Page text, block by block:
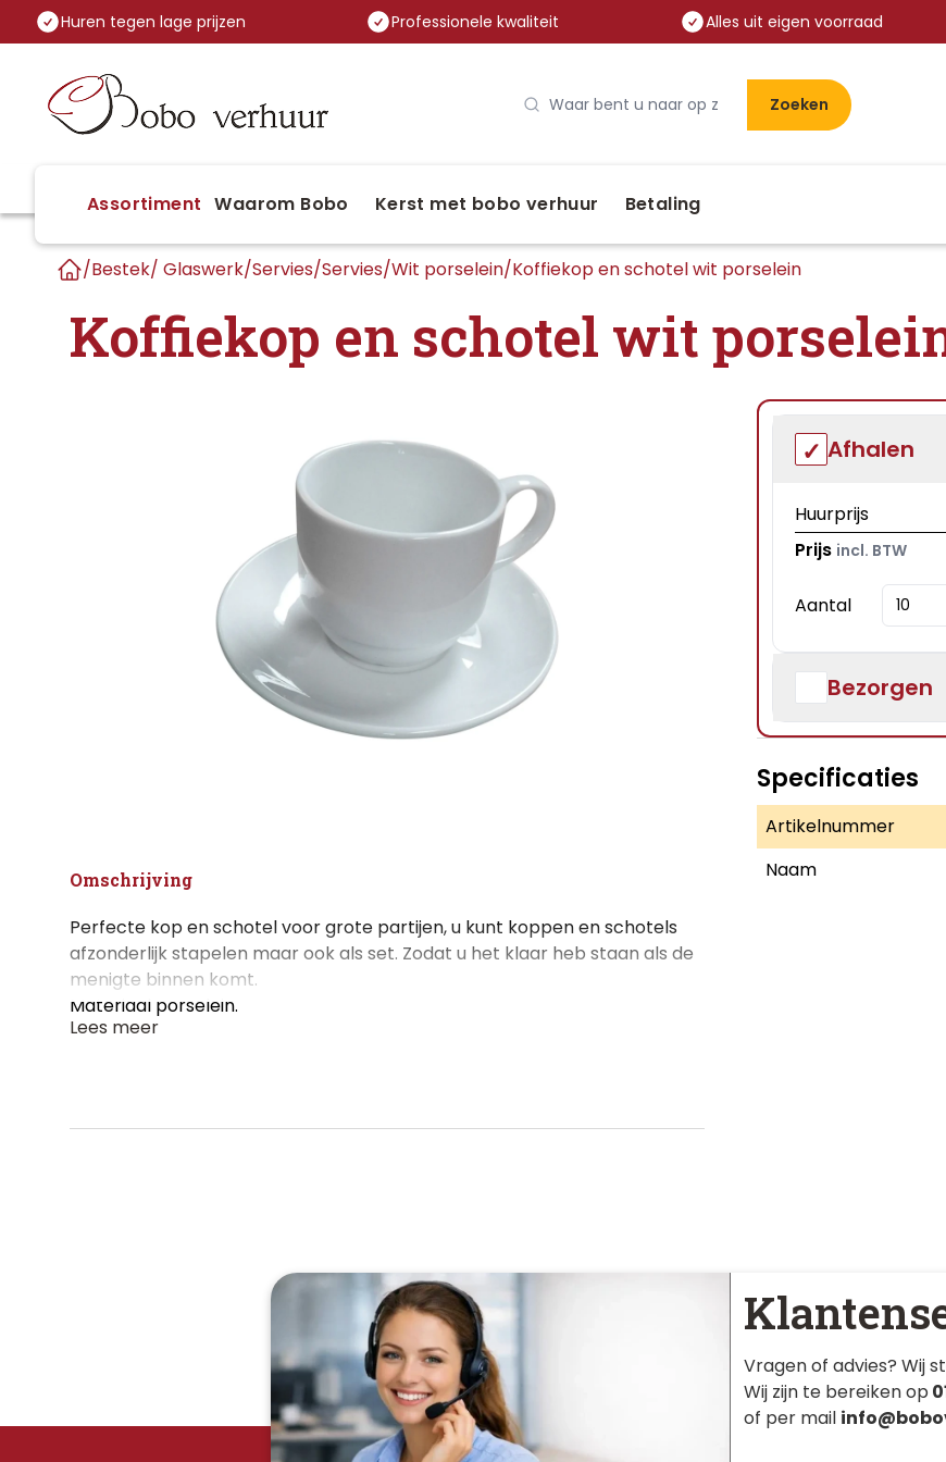
Huren tegen lage prijzen Professionele kwaliteit Alles uit eigen voorraad
Zoeken
Assortiment Waarom Bobo Kerst met bobo verhuur Betaling
/Bestek/ Glaswerk/Servies/Servies/Wit porselein/Koffiekop en schotel wit porselein
Koffiekop en schotel wit
Omschrijving
Perfecte kop en schotel voor grote partijen, u kunt koppen en schotels
afzonderlijk stapelen maar ook als set. Zodat u het klaar heb staan als de
menigte binnen komt.
Materiaal porselein.
Lees meer
Afhalen
Huurprijs
Prijs incl. BTW
Aantal
Bezorgen
Specificaties
Artikelnummer
Naam
Vragen of advies? Wij
Wij zijn te bereiken op
of per mail